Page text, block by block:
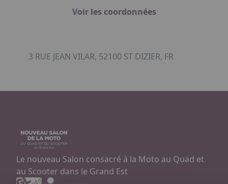
Voir les coordonnées
3 RUE JEAN VILAR, 52100 ST DIZIER, FR
Le nouveau Salon consacré à la Moto au Quad et
au Scooter dans le Grand Est